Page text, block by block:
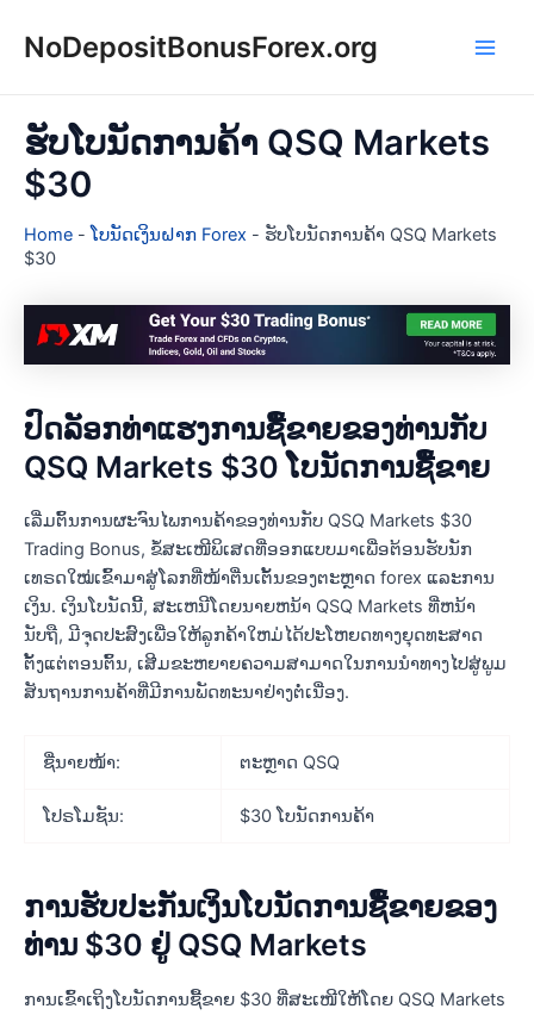
NoDepositBonusForex.org
ຮັບໂບນັດການຄ້າ QSQ Markets
$30
Home -ໂບນັດເງິນຝາກ Forex - ຮັບໂບນັດການຄ້າ QSQ Markets
$30
ປົດລັອກທ່າແຮງການຊື້ຂາຍຂອງທ່ານກັບ
QSQ Markets $30 ໂບນັດການຊື້ຂາຍ
ເລີ່ມຕົ້ນການຜະຈົນໄພການຄ້າຂອງທ່ານກັບ QSQ Markets $30
Trading Bonus, ຂໍ້ສະເໜີພິເສດທີ່ອອກແບບມາເພື່ອຕ້ອນຮັບນັກ
ເທຣດໃໝ່ເຂົ້າມາສູ່ໂລກທີ່ໜ້າຕື່ນເຕັ້ນຂອງຕະຫຼາດ forex ແລະການ
ເງິນ. ເງິນໂບນັດນີ້, ສະເຫນີໂດຍນາຍຫນ້າ QSQ Markets ທີ່ຫນ້າ
ນັບຖື, ມີຈຸດປະສົງເພື່ອໃຫ້ລູກຄ້າໃຫມ່ໄດ້ປະໂຫຍດທາງຍຸດທະສາດ
ຕັ້ງແຕ່ຕອນຕົ້ນ, ເສີມຂະຫຍາຍຄວາມສາມາດໃນການນໍາທາງໄປສູ່ພູມ
ສັນຖານການຄ້າທີ່ມີການພັດທະນາຢ່າງຕໍ່ເນື່ອງ.
ຊື່ນາຍໜ້າ: ຕະຫຼາດ QSQ
ໂປຣໂມຊັນ: $30 ໂບນັດການຄ້າ
ການຮັບປະກັນເງິນໂບນັດການຊື້ຂາຍຂອງ
ທ່ານ $30 ຢູ່ QSQ Markets
ການເຂົ້າເຖິງໂບນັດການຊື້ຂາຍ $30 ທີ່ສະເໜີໃຫ້ໂດຍ QSQ Markets